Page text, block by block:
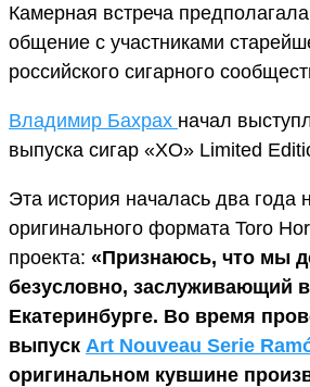
Камерная встреча
общение с участниками
российского сигарного
Владимир Бахрах начал
выпуска сигар «XO» Limited
Эта история началась два года
оригинального формата Toro
проекта: «Признаюсь, что мы
безусловно, заслуживающий
Екатеринбурге. Во время
выпуск Art Nouveau Serie
оригинальном кувшине